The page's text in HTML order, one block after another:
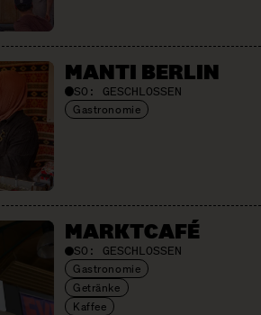
MANTI BERLIN
SO: GESCHLOSSEN
Gastronomie
MARKTCAFÉ
SO: GESCHLOSSEN
Gastronomie
Getränke
Kaffee